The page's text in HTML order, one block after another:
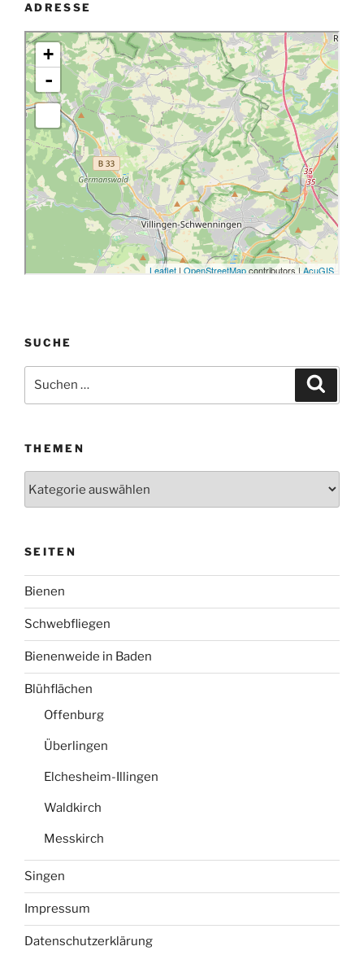
ADRESSE
SUCHE
nach:
THEMEN
SEITEN
Bienen
Schwebfliegen
Bienenweide in Baden
Blühflächen
Offenburg
Überlingen
Elchesheim-Illingen
Waldkirch
Messkirch
Singen
Impressum
Datenschutzerklärung